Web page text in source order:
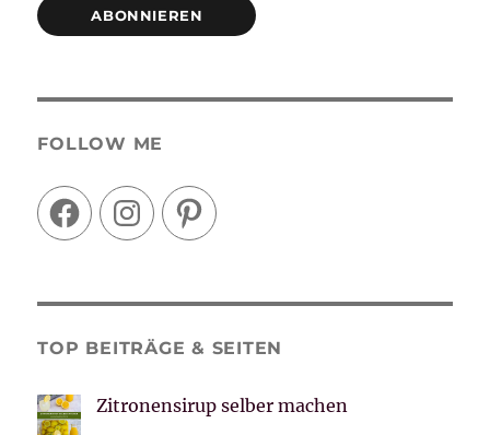
ABONNIEREN
FOLLOW ME
FacebookInstagramPinterest
TOP BEITRÄGE & SEITEN
Zitronensirup selber machen